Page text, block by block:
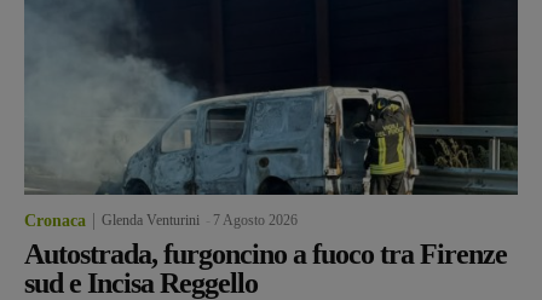
Cronaca Glenda Venturini 7 Agosto 2026
Autostrada, furgoncino a fuoco tra Firenze
sud e Incisa Reggello